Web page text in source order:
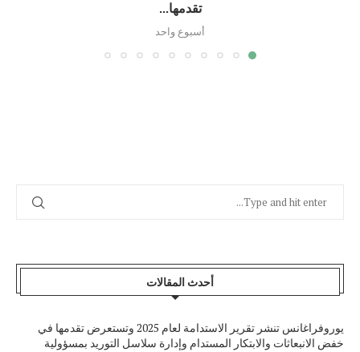
تقدمها...
أسبوع واحد
أحدث المقالات
يوروفراغانس تنشر تقرير الاستدامة لعام 2025 وتستعرض تقدمها في
خفض الانبعاثات والابتكار المستدام وإدارة سلاسل التوريد بمسؤولية